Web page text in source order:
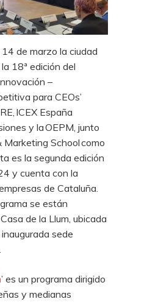
de marzo la ciudad
18ª edición del
–
para CEOs’
ICEX España
y la OEPM, junto
Marketing School como
es la segunda edición
y cuenta con la
de Cataluña.
se están
de la Llum, ubicada
sede
’ es un programa dirigido
y medianas